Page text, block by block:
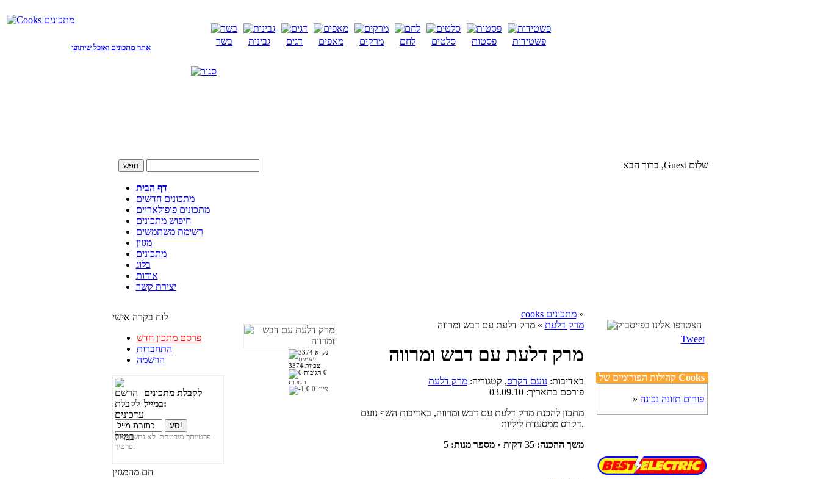
אתר מתכונים ואוכל שיתופי
בשר גבינות דגים מאפים מרקים לחם סלטים פסטות פשטידות
שלום Guest, ברוך הבא
דף הבית
מתכונים חדשים
מתכונים פופולאריים
חיפוש מתכונים
רשימת משתמשים
מגזין
מתכונים
בלוג
אודות
יצירת קשר
לוח בקרה אישי
פרסם מתכון חדש
התחברות
הרשמה
לקבלת מתכונים
במייל:
פרטיותך מובטחת. לא נחשוף את
פרטיך.
חם מהמגזין
3374 צפיות
0
תגובות
ציון: 0
cooks מתכונים»
מרק דלעת » מרק דלעת עם דבש ומרווה
מרק דלעת עם דבש ומרווה
באדיבות:נועם דקרס, קטגוריה:מרק דלעת
פורסם בתאריך:03.09.10
מתכון להכנת מרק דלעת עם דבש ומרווה, באדיבות השף נועם
דקרס ממסעדת ליליות.
משך ההכנה: 35 דקות •מספר מנות: 5
Tweet
קהילות הפורומים של Cooks
» פורום תזונה נכונה